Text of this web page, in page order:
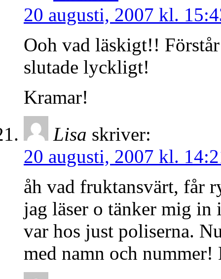
20 augusti, 2007 kl.
Ooh vad läskigt!!
slutade lyckligt!
Kramar!
Lisa skriver:
20 augusti, 2007 kl.
åh vad fruktansvärt, får
jag läser o tänker mig
var hos just poliserna.
med namn och